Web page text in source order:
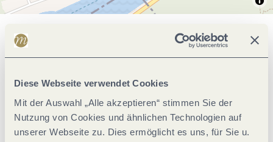
Diese Webseite verwendet Cookies
Mit der Auswahl „Alle akzeptieren“ stimmen Sie der
Nutzung von Cookies und ähnlichen Technologien auf
unserer Webseite zu. Dies ermöglicht es uns, für Sie u.
Allgemeine Informationen
Einrichtungen Bauernhof